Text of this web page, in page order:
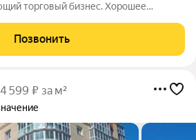
торговый бизнес. Хорошее
Позвонить
599 ₽ за м²